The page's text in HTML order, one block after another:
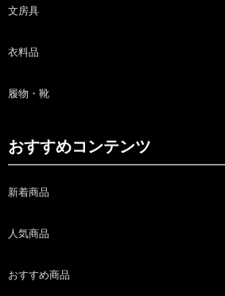
文房具
衣料品
履物・靴
おすすめコンテンツ
新着商品
人気商品
おすすめ商品